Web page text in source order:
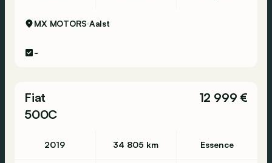
MX MOTORS Aalst
-
Fiat
500C
12 999 €
2019 34 805 km Essence